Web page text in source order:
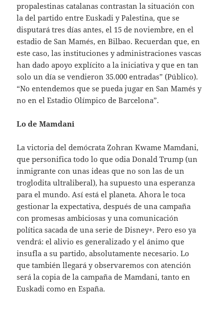
propalestinas catalanas contrastan la situación con
la del partido entre Euskadi y Palestina, que se
disputará tres días antes, el 15 de noviembre, en el
estadio de San Mamés, en Bilbao. Recuerdan que, en
este caso, las instituciones y administraciones vascas
han dado apoyo explícito a la iniciativa y que en tan
solo un día se vendieron 35.000 entradas” (Público).
“No entendemos que se pueda jugar en San Mamés y
no en el Estadio Olímpico de Barcelona”.
Lo de Mamdani
La victoria del demócrata Zohran Kwame Mamdani,
que personifica todo lo que odia Donald Trump (un
inmigrante con unas ideas que no son las de un
troglodita ultraliberal), ha supuesto una esperanza
para el mundo. Así está el planeta. Ahora le toca
gestionar la expectativa, después de una campaña
con promesas ambiciosas y una comunicación
política sacada de una serie de Disney+. Pero eso ya
vendrá: el alivio es generalizado y el ánimo que
insufla a su partido, absolutamente necesario. Lo
que también llegará y observaremos con atención
será la copia de la campaña de Mamdani, tanto en
Euskadi como en España.